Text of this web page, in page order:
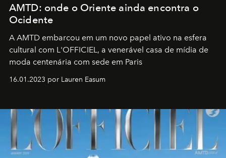
AMTD: onde o Oriente ainda encontra o
Ocidente
A AMTD embarcou em um novo papel ativo na esfera
cultural com L'OFFICIEL, a venerável casa de mídia de
moda centenária com sede em Paris
16.01.2023 por Lauren Easum